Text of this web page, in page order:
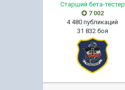
Старший бета-тестер
7 002
4 480 публикаций
31 832 боя